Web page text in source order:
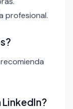
profesional.